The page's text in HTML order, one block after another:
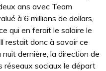
ans avec Team
à 6 millions de dollars,
qui en ferait le salaire le
restait donc à savoir ce
dernière, la direction de
réseaux sociaux le départ